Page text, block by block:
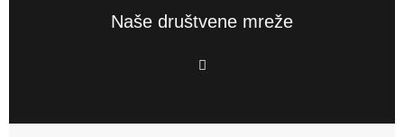
Naše društvene mreže
F
a
o